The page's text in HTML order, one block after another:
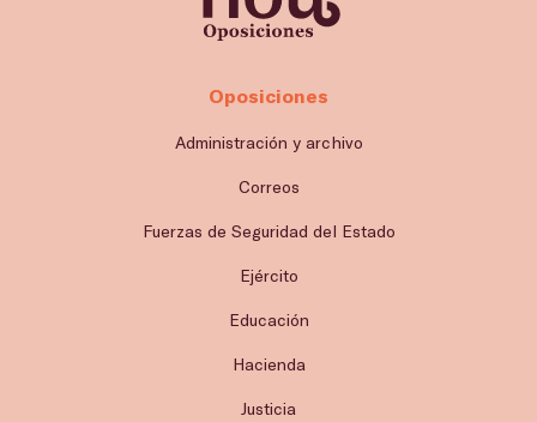
Oposiciones
Administración y archivo
Correos
Fuerzas de Seguridad del Estado
Ejército
Educación
Hacienda
Justicia